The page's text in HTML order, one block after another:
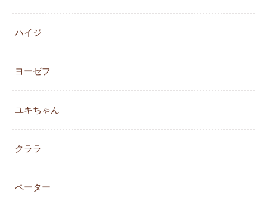
ハイジ
ヨーゼフ
ユキちゃん
クララ
ペーター